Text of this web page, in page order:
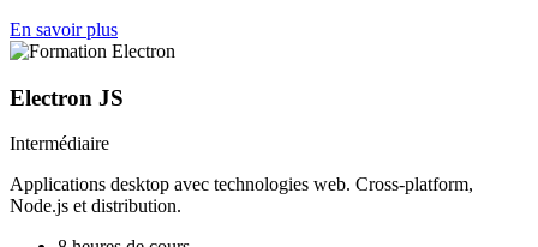
En savoir plus
Electron JS
Intermédiaire
Applications desktop avec technologies web. Cross-platform,
Node.js et distribution.